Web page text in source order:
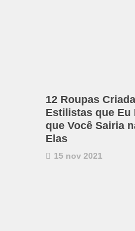
12 Roupas
Estilistas que Eu
que Você Sairia
Elas
15 nov 2021